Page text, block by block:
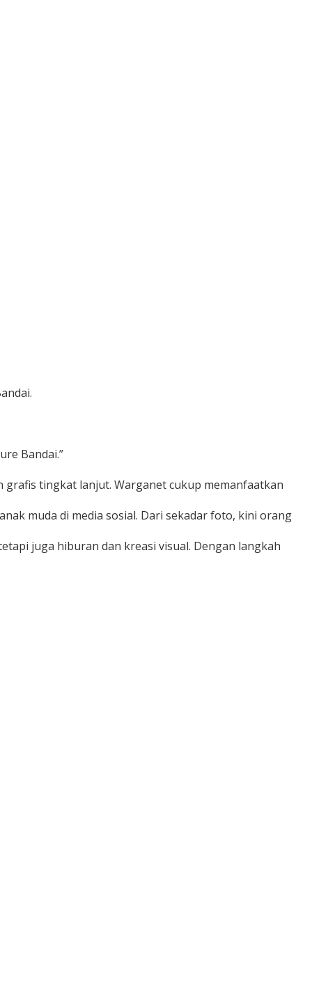
Bandai.”
tingkat lanjut. Warganet cukup memanfaatkan
muda di media sosial. Dari sekadar foto, kini orang
juga hiburan dan kreasi visual. Dengan langkah